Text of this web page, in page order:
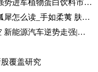
第二增长曲线蓄势待发！欢乐家强势进军植物蛋白饮料市场 今日热讯
手如柔荑肤如凝脂领如蝤蛴齿如瓠犀怎么读_手如柔荑 肤如凝脂 领如蝤蛴 齿如瓠犀 螓首蛾眉 巧笑倩兮 美
智通港股解盘 | 医药、AI遭遇利空 新能源汽车逆势走强|环球播资讯
覆盖研究